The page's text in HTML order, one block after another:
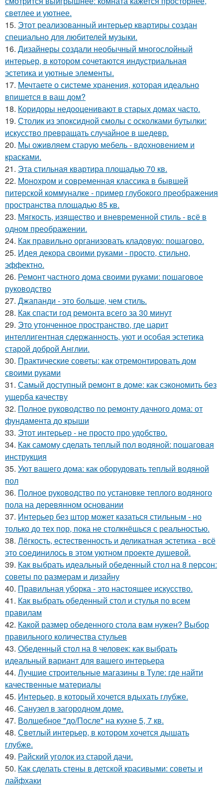
светлее и уютнее.
15. Этот реализованный интерьер квартиры создан
специально для любителей музыки.
16. Дизайнеры создали необычный многослойный
интерьер, в котором сочетаются индустриальная
эстетика и уютные элементы.
17. Мечтаете о системе хранения, которая идеально
впишется в ваш дом?
18. Коридоры недооценивают в старых домах часто.
19. Столик из эпоксидной смолы с осколками бутылки:
искусство превращать случайное в шедевр.
20. Мы оживляем старую мебель - вдохновением и
красками.
21. Эта стильная квартира площадью 70 кв.
22. Монохром и современная классика в бывшей
питерской коммуналке - пример глубокого преображения
пространства площадью 85 кв.
23. Мягкость, изящество и вневременной стиль - всё в
одном преображении.
24. Как правильно организовать кладовую: пошагово.
25. Идея декора своими руками - просто, стильно,
эффектно.
26. Ремонт частного дома своими руками: пошаговое
руководство
27. Джапанди - это больше, чем стиль.
28. Как спасти год ремонта всего за 30 минут
29. Это утонченное пространство, где царит
интеллигентная сдержанность, уют и особая эстетика
старой доброй Англии.
30. Практические советы: как отремонтировать дом
своими руками
31. Самый доступный ремонт в доме: как сэкономить без
ущерба качеству
32. Полное руководство по ремонту дачного дома: от
фундамента до крыши
33. Этот интерьер - не просто про удобство.
34. Как самому сделать теплый пол водяной: пошаговая
инструкция
35. Уют вашего дома: как оборудовать теплый водяной
пол
36. Полное руководство по установке теплого водяного
пола на деревянном основании
37. Интерьер без штор может казаться стильным - но
только до тех пор, пока не столкнёшься с реальностью.
38. Лёгкость, естественность и деликатная эстетика - всё
это соединилось в этом уютном проекте душевой.
39. Как выбрать идеальный обеденный стол на 8 персон:
советы по размерам и дизайну
40. Правильная уборка - это настоящее искусство.
41. Как выбрать обеденный стол и стулья по всем
правилам
42. Какой размер обеденного стола вам нужен? Выбор
правильного количества стульев
43. Обеденный стол на 8 человек: как выбрать
идеальный вариант для вашего интерьера
44. Лучшие строительные магазины в Туле: где найти
качественные материалы
45. Интерьер, в который хочется вдыхать глубже.
46. Санузел в загородном доме.
47. Волшебное "до/После" на кухне 5, 7 кв.
48. Светлый интерьер, в котором хочется дышать
глубже.
49. Райский уголок из старой дачи.
50. Как сделать стены в детской красивыми: советы и
лайфхаки